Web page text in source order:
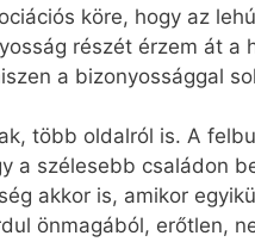
köre, hogy az
részét érzem át
a bizonyossággal
több oldalról is. A
a szélesebb családon
akkor is, amikor
önmagából, erőtlen,